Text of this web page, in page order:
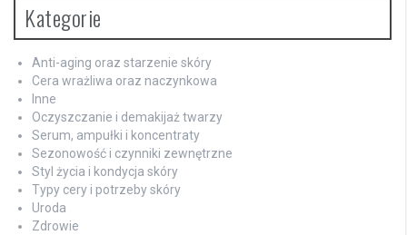
Kategorie
Anti-aging oraz starzenie skóry
Cera wrażliwa oraz naczynkowa
Inne
Oczyszczanie i demakijaż twarzy
Serum, ampułki i koncentraty
Sezonowość i czynniki zewnętrzne
Styl życia i kondycja skóry
Typy cery i potrzeby skóry
Uroda
Zdrowie